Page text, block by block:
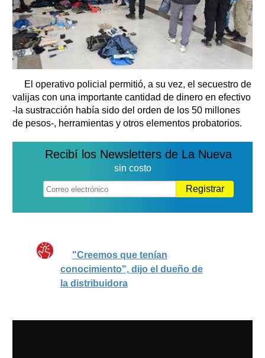
El operativo policial permitió, a su vez, el secuestro de
valijas con una importante cantidad de dinero en efectivo
-la sustracción había sido del orden de los 50 millones
de pesos-, herramientas y otros elementos probatorios.
Recibí los Newsletters de La Nueva
sin costo
Registrar
"Creemos que tenían
conocimiento", dijo el dueño de
la distribuidora